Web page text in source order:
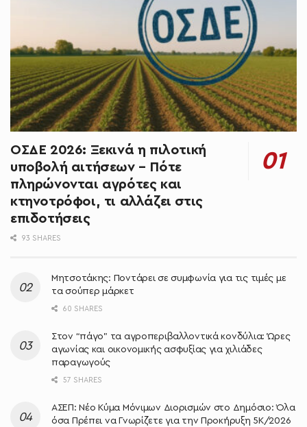
ΟΣΔΕ 2026: Ξεκινά η πιλοτική
υποβολή αιτήσεων – Πότε
πληρώνονται αγρότες και
κτηνοτρόφοι, τι αλλάζει στις
επιδοτήσεις
93 SHARES
Μητσοτάκης: Ποντάρει σε συμφωνία για τις τιμές με
τα σούπερ μάρκετ
60 SHARES
Στον “πάγο” τα αγροπεριβαλλοντικά κονδύλια: Ώρες
αγωνίας και οικονομικής ασφυξίας για χιλιάδες
παραγωγούς
57 SHARES
ΑΣΕΠ: Νέο Κύμα Μόνιμων Διορισμών στο Δημόσιο: Όλα
όσα Πρέπει να Γνωρίζετε για την Προκήρυξη 5Κ/2026